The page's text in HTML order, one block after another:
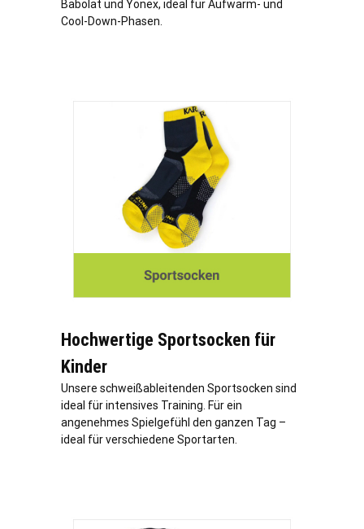
Babolat und Yonex, ideal für Aufwärm- und
Cool-Down-Phasen.
Hochwertige Sportsocken für
Kinder
Unsere schweißableitenden Sportsocken sind
ideal für intensives Training. Für ein
angenehmes Spielgefühl den ganzen Tag –
ideal für verschiedene Sportarten.